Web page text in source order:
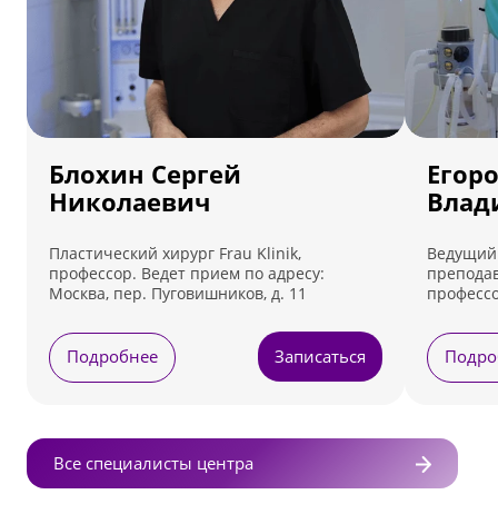
Блохин Сергей
Николаевич
Пластический хирург Frau Klinik,
профессор. Ведет прием по адресу:
Москва, пер. Пуговишников, д. 11
Подробнее Записаться
Ведущий
Все специалисты центра